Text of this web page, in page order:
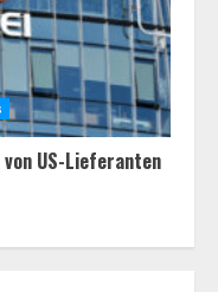
US-Lieferanten